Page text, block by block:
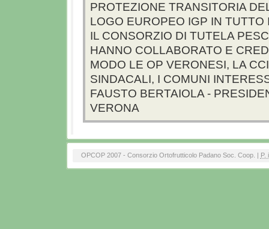
PROTEZIONE TRANSITORIA
LOGO EUROPEO IGP IN TUTTO
IL CONSORZIO DI TUTELA
HANNO COLLABORATO E
MODO LE OP VERONESI, LA
SINDACALI, I COMUNI
FAUSTO BERTAIOLA -
VERONA
OPCOP 2007 - Consorzio Ortofrutticolo Padano Soc. Coop. | P.